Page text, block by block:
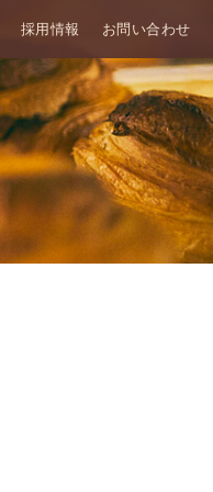
採用情報 お問い合わせ